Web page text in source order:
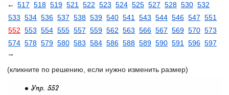
← 517 518 519 521 522 523 524 525 527 528 530 532
533 534 536 537 538 539 540 541 543 544 546 547 551
552 553 554 555 557 559 562 563 566 567 569 570 573
574 578 579 580 583 584 586 588 589 590 591 596 597
→
(кликните по решению, если нужно изменить размер)